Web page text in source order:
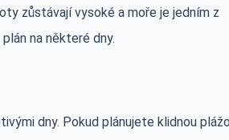
zůstávají vysoké a moře je jedním z
na některé dny.
dny. Pokud plánujete klidnou